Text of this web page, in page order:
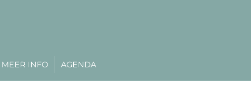
MEER INFO AGENDA